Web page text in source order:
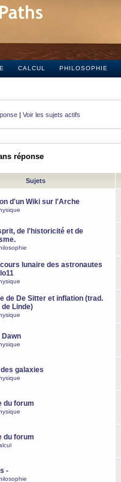
CALCUL PHILOSOPHIE
| Voir les sujets actifs
réponse
Sujets
d'un Wiki sur l'Arche
de l'historicité et de
lunaire des astronautes
de De Sitter et inflation (trad.
Linde)
Dawn
des galaxies
du forum
du forum
-